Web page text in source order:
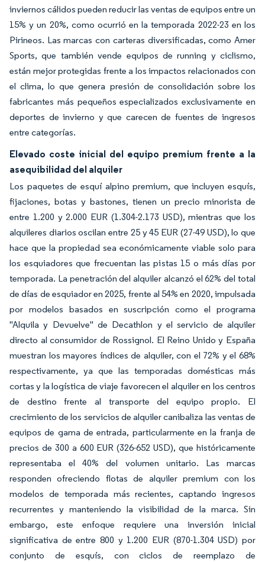
inviernos cálidos pueden reducir las ventas de equipos entre un
15% y un 20%, como ocurrió en la temporada 2022-23 en los
Pirineos. Las marcas con carteras diversificadas, como Amer
Sports, que también vende equipos de running y ciclismo,
están mejor protegidas frente a los impactos relacionados con
el clima, lo que genera presión de consolidación sobre los
fabricantes más pequeños especializados exclusivamente en
deportes de invierno y que carecen de fuentes de ingresos
entre categorías.
Elevado coste inicial del equipo premium frente a la
asequibilidad del alquiler
Los paquetes de esquí alpino premium, que incluyen esquís,
fijaciones, botas y bastones, tienen un precio minorista de
entre 1.200 y 2.000 EUR (1.304-2.173 USD), mientras que los
alquileres diarios oscilan entre 25 y 45 EUR (27-49 USD), lo que
hace que la propiedad sea económicamente viable solo para
los esquiadores que frecuentan las pistas 15 o más días por
temporada. La penetración del alquiler alcanzó el 62% del total
de días de esquiador en 2025, frente al 54% en 2020, impulsada
por modelos basados en suscripción como el programa
"Alquila y Devuelve" de Decathlon y el servicio de alquiler
directo al consumidor de Rossignol. El Reino Unido y España
muestran los mayores índices de alquiler, con el 72% y el 68%
respectivamente, ya que las temporadas domésticas más
cortas y la logística de viaje favorecen el alquiler en los centros
de destino frente al transporte del equipo propio. El
crecimiento de los servicios de alquiler canibaliza las ventas de
equipos de gama de entrada, particularmente en la franja de
precios de 300 a 600 EUR (326-652 USD), que históricamente
representaba el 40% del volumen unitario. Las marcas
responden ofreciendo flotas de alquiler premium con los
modelos de temporada más recientes, captando ingresos
recurrentes y manteniendo la visibilidad de la marca. Sin
embargo, este enfoque requiere una inversión inicial
significativa de entre 800 y 1.200 EUR (870-1.304 USD) por
conjunto de esquís, con ciclos de reemplazo de